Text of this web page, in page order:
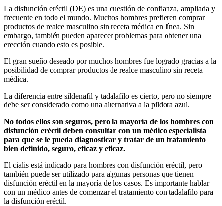
La disfunción eréctil (DE) es una cuestión de confianza, ampliada y
frecuente en todo el mundo. Muchos hombres prefieren comprar
productos de realce masculino sin receta médica en línea. Sin
embargo, también pueden aparecer problemas para obtener una
erección cuando esto es posible.
El gran sueño deseado por muchos hombres fue logrado gracias a la
posibilidad de comprar productos de realce masculino sin receta
médica.
La diferencia entre sildenafil y tadalafilo es cierto, pero no siempre
debe ser considerado como una alternativa a la píldora azul.
No todos ellos son seguros, pero la mayoría de los hombres con
disfunción eréctil deben consultar con un médico especialista
para que se le pueda diagnosticar y tratar de un tratamiento
bien definido, seguro, eficaz y eficaz.
El cialis está indicado para hombres con disfunción eréctil, pero
también puede ser utilizado para algunas personas que tienen
disfunción eréctil en la mayoría de los casos. Es importante hablar
con un médico antes de comenzar el tratamiento con tadalafilo para
la disfunción eréctil.